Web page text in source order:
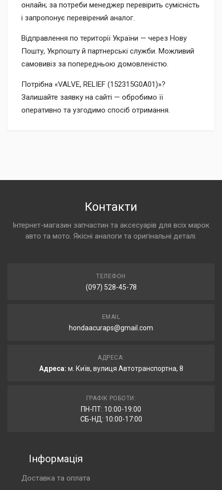
онлайн; за потреби менеджер перевірить сумісність
і запропонує перевірений аналог.
Відправлення по території України — через Нову
Пошту, Укрпошту й партнерські служби. Можливий
самовивіз за попередньою домовленістю.
Потрібна «VALVE, RELIEF (152315G0A01)»?
Залишайте заявку на сайті — обробимо її
оперативно та узгодимо спосіб отримання.
Контакти
Інтернет-магазин запчастин та аксесуарів для всіх марок
авто та мото. Якісні аналоги та оригінальні деталі.
ТЕЛЕФОН
(097) 528-45-78
EMAIL
hondaacuraps@gmail.com
АДРЕСА:
Адреса: м. Київ, вулиця Автотранспортна, 8
ГРАФІК РОБОТИ:
ПН-ПТ: 10:00-19:00
СБ-НД: 10:00-17:00
Інформація
Доставка та оплата